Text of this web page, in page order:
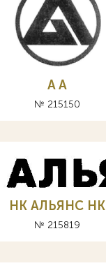
A А
№ 215150
НК АЛЬЯНС HK
№ 215819